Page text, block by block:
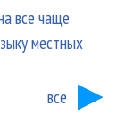
все чаще
местных
все